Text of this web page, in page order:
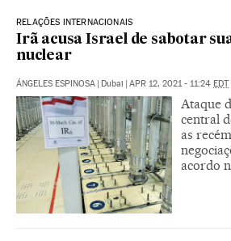
RELAÇÕES INTERNACIONAIS
Irã acusa Israel de sabotar
nuclear
ÁNGELES ESPINOSA | Dubai | APR 12, 2021 - 11:24 EDT
Ataque
central
as
acordo